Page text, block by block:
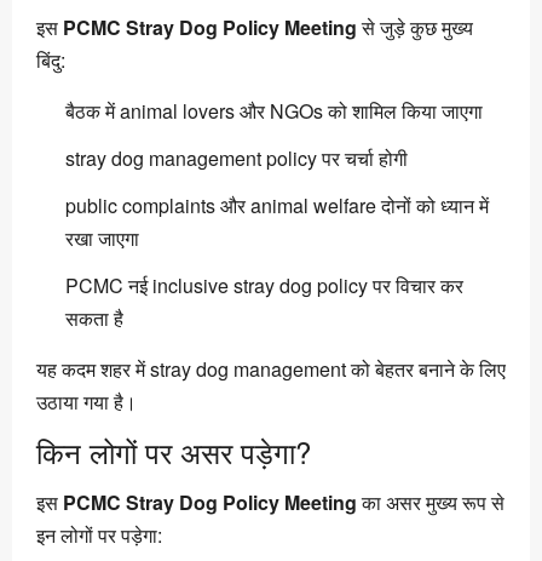
इस PCMC Stray Dog Policy Meetingसे जुड़े कुछ मुख्य
बिंदु:
बैठक में animal lovers और NGOs को शामिल किया जाएगा
stray dog management policy पर चर्चा होगी
public complaints और animal welfare दोनों को ध्यान में
रखा जाएगा
PCMC नई inclusive stray dog policy पर विचार कर
सकता है
यह कदम शहर में stray dog management को बेहतर बनाने के लिए
उठाया गया है।
किन लोगों पर असर पड़ेगा?
इस PCMC Stray Dog Policy Meetingका असर मुख्य रूप से
इन लोगों पर पड़ेगा: